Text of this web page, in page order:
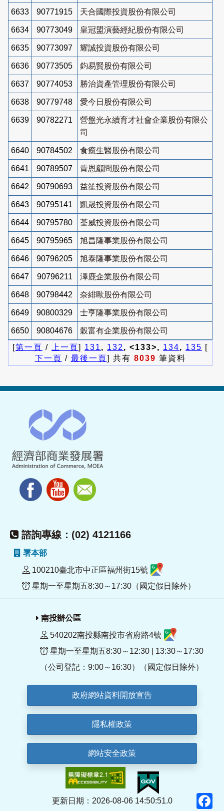
6633 90771915 天合國際投資股份有限公司
6634 90773049 皇冠盟演藝經紀股份有限公司
6635 90773097 耀誠投資股份有限公司
6636 90773505 鈞易賢股份有限公司
6637 90774053 勝治資產管理股份有限公司
6638 90779748 愛今日股份有限公司
6639 90782271
營盤光永續育才社會企業股份有限公
司
6640 90784502 食癒生醫股份有限公司
6641 90789507 肯恩顧問股份有限公司
6642 90790693 益笙投資股份有限公司
6643 90795141 凱晟投資股份有限公司
6644 90795780 荃威投資股份有限公司
6645 90795965 旭昌隆事業股份有限公司
6646 90796205 旭泰隆事業股份有限公司
6647 90796211 澤鹿企業股份有限公司
6648 90798442 奈緋歐股份有限公司
6649 90800329 士亨隆事業股份有限公司
6650 90804676
穀富有企業股份有限公司
[第一頁 / 上一頁] 131 , 132 , <133>, 134, 135 [
下一頁 / 最後一頁] 共有 8039 筆資料
諮詢專線：(02) 4121166
署本部
100210臺北市中正區福州街15號
星期一至星期五8:30～17:30（國定假日除外）
南投辦公區
540202南投縣南投市省府路4號
星期一至星期五8:30～12:30 | 13:30～17:30
（公司登記：9:00～16:30）（國定假日除外）
政府網站資料開放宣告
隱私權政策
網站安全政策
更新日期：2026-08-06 14:50:51.0